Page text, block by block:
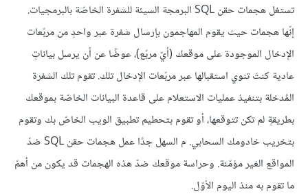
تستغل هجمات حقن SQL البرمجة السيئة للشفرة الخاصّة بالبرمجيات.
إنّها هجمات حيث يقوم المهاجمون بإرسال شفرة عبر واحدٍ من مربّعات
الإدخال الموجودة على موقعك (أيّ مربّع)، عوضًا عن أن يرسل بياناتٍ
عادية كنتَ تنوي استقبالها عبر مربّعات الإدخال تلك. تقوم تلك الشفرة
المُدخلة بتنفيذ عمليات الاستعلام على قاعدة البيانات الخاصّة بموقعك
بطريقةٍ لم تكن تتوقعها، أو تقوم بتحطيم تطبيق الويب الخاصّ بك وتقوم
بتخريب خادومك السحابي. م السهل جدًا عمل هجمات حقن SQL ضدّ
المواقع الغير مؤمّنة. وحراسة موقعك ضدّ هذه الهجمات قد يكون من أهمّ
ما تقوم به منذ اليوم الأوّل.